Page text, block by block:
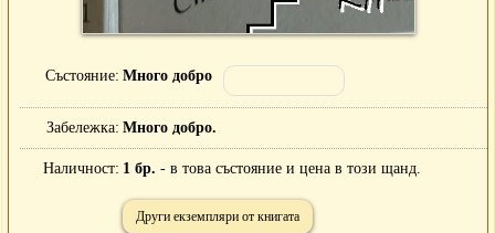
Състояние Много добро
Забележка Много добро.
Наличност 1 бр. - в това състояние и цена в този щанд.
Други екземпляри от книгата